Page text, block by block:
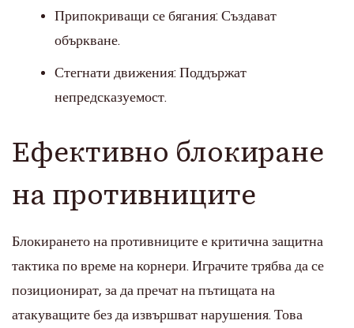
Припокриващи се бягания: Създават
объркване.
Стегнати движения: Поддържат
непредсказуемост.
Ефективно блокиране
на противниците
Блокирането на противниците е критична защитна
тактика по време на корнери. Играчите трябва да се
позиционират, за да пречат на пътищата на
атакуващите без да извършват нарушения. Това